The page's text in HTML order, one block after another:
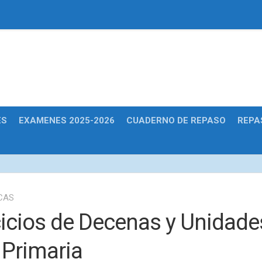
EXAMENES 2025-2026 CUADERNO DE REPASO
de Decenas y